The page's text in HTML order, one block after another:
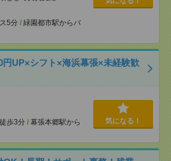
5分 / 緑園都市駅からバ
円UP×シフト×海浜幕張×未経験歓
歩3分 / 幕張本郷駅から
気になる！